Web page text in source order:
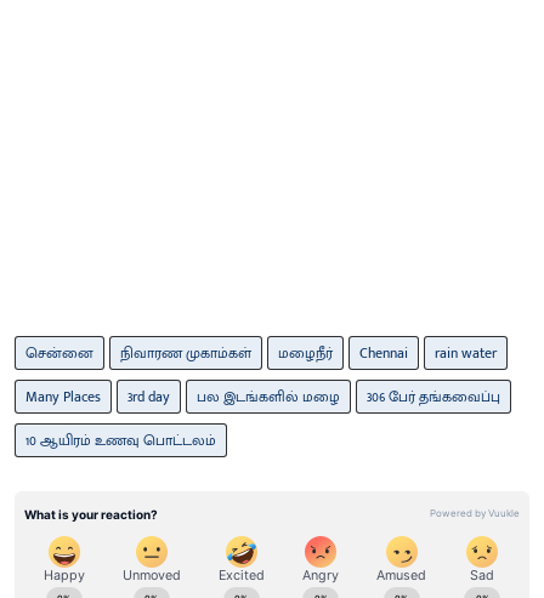
சென்னை நிவாரண முகாம்கள் மழைநீர் Chennai
rain water
Many Places
3rd day பல இடங்களில் மழை
306 பேர் தங்கவைப்பு
10 ஆயிரம் உணவு பொட்டலம்